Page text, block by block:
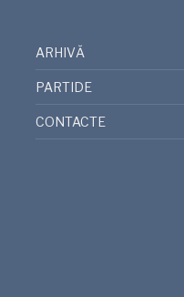
ARHIVĂ
PARTIDE
CONTACTE